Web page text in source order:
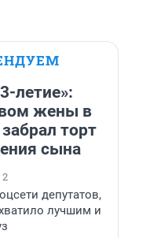
летие»:
жены в
торт
сына
2
депутатов,
лучшим и